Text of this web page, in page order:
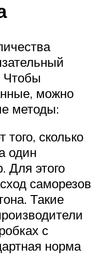
Чтобы
можно
методы:
того, сколько
один
Для этого
саморезов
Такие
с
норма